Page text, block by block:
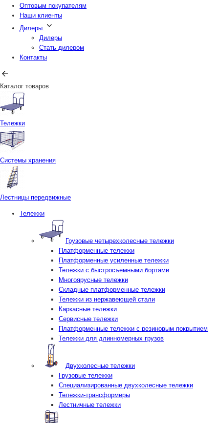
Оптовым покупателям
Наши клиенты
Дилеры
Дилеры
Стать дилером
Контакты
Каталог товаров
Тележки
Системы хранения
Лестницы передвижные
Тележки
Грузовые четырехколесные тележки
Платформенные тележки
Платформенные усиленные тележки
Тележки с быстросъемными бортами
Многоярусные тележки
Складные платформенные тележки
Тележки из нержавеющей стали
Каркасные тележки
Сервисные тележки
Платформенные тележки с резиновым покрытием
Тележки для длинномерных грузов
Двухколесные тележки
Грузовые тележки
Специализированные двухколесные тележки
Тележки-трансформеры
Лестничные тележки